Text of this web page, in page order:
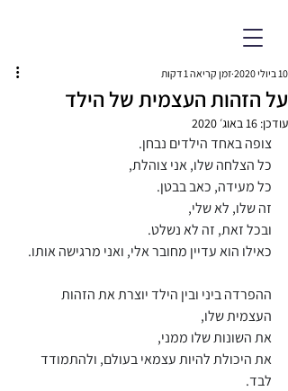
על הזהות העצמית של הילד
10 ביולי 2020 זמן קריאה 1 דקות
עודכן: 16 באוג׳ 2020
צופה באחד הילדים נבחן.
כל הצלחה שלו, אני צוהלת,
כל מעידה, כאב בבטן.
זה שלו, לא שלי,
ובכל זאת, זה לא נשלט.
כאילו הוא עדיין מחובר אלי, ואני מרגישה אותו.
ההפרדה ביני ובין הילד יוצרת את הזהות
העצמית שלו,
את השונות שלו ממני,
את היכולת להיות עצמאי בעולם, ולהתמודד
לבד.